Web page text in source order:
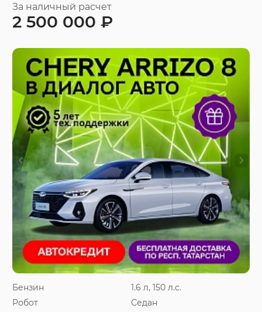
Бензин
1.6 л, 150 л.с.
Робот
Седан
За наличный расчет
2 500 000 ₽